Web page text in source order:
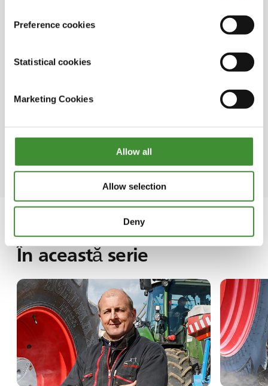
Preference cookies
Statistical cookies
Marketing Cookies
Allow all
Allow selection
Deny
Anvelopa RIDEMAX FL 693 M este una dintre
care îndeplinește cerințele atât ale
operațiunilor de pe șosea, cât și ale celor de
experiență de peste 20 de ani, care au fost
În această serie